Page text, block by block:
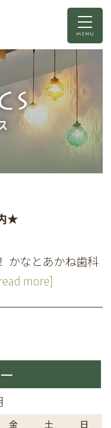
★
かなとあかね歯科
more]
金 土 日